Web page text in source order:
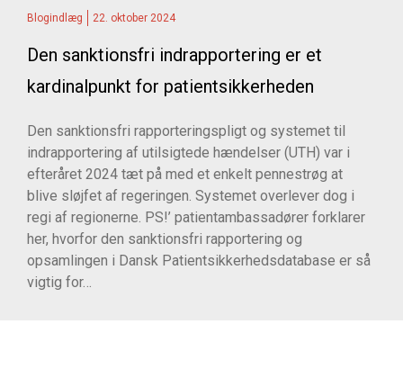
Blogindlæg 22. oktober 2024
Den sanktionsfri indrapportering er et
kardinalpunkt for patientsikkerheden
Den sanktionsfri rapporteringspligt og systemet til
indrapportering af utilsigtede hændelser (UTH) var i
efteråret 2024 tæt på med et enkelt pennestrøg at
blive sløjfet af regeringen. Systemet overlever dog i
regi af regionerne. PS!’ patientambassadører forklarer
her, hvorfor den sanktionsfri rapportering og
opsamlingen i Dansk Patientsikkerhedsdatabase er så
vigtig for…